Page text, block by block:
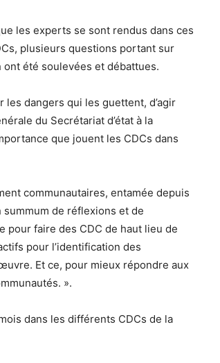
les experts se sont rendus dans ces
plusieurs questions portant sur
ont été soulevées et débattues.
dangers qui les guettent, d’agir
du Secrétariat d’état à la
que jouent les CDCs dans
communautaires, entamée depuis
summum de réflexions et de
pour faire des CDC de haut lieu de
pour l’identification des
Et ce, pour mieux répondre aux
».
dans les différents CDCs de la